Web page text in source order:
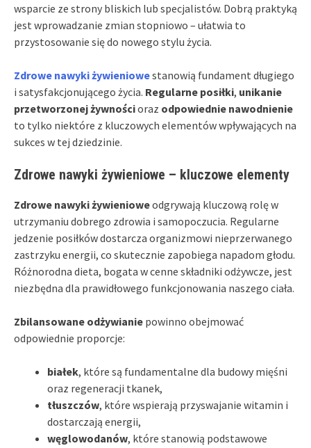
wsparcie ze strony bliskich lub specjalistów. Dobrą praktyką
jest wprowadzanie zmian stopniowo – ułatwia to
przystosowanie się do nowego stylu życia.
Zdrowe nawyki żywieniowestanowią fundament długiego
i satysfakcjonującego życia. Regularne posiłki, unikanie
przetworzonej żywnościoraz odpowiednie nawodnienie
to tylko niektóre z kluczowych elementów wpływających na
sukces w tej dziedzinie.
Zdrowe nawyki żywieniowe – kluczowe elementy
Zdrowe nawyki żywienioweodgrywają kluczową rolę w
utrzymaniu dobrego zdrowia i samopoczucia. Regularne
jedzenie posiłków dostarcza organizmowi nieprzerwanego
zastrzyku energii, co skutecznie zapobiega napadom głodu.
Różnorodna dieta, bogata w cenne składniki odżywcze, jest
niezbędna dla prawidłowego funkcjonowania naszego ciała.
Zbilansowane odżywianie powinno obejmować
odpowiednie proporcje:
białek, które są fundamentalne dla budowy mięśni
oraz regeneracji tkanek,
tłuszczów, które wspierają przyswajanie witamin i
dostarczają energii,
węglowodanów, które stanowią podstawowe